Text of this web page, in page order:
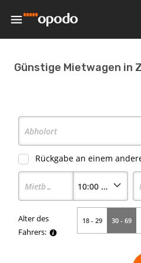
Günstige Mietwagen in